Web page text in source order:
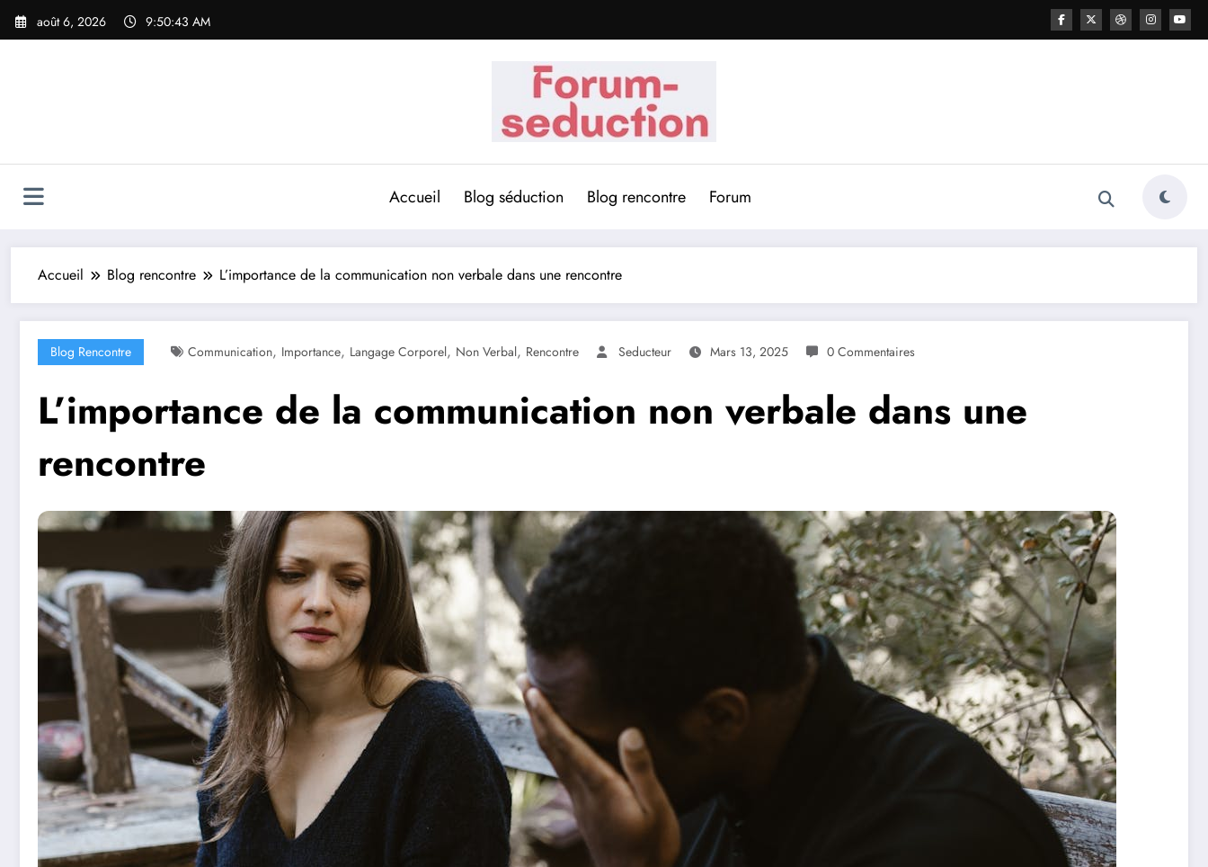
Aller
août 6, 2026 9:50:45 AM
Accueil Blog séduction Blog rencontre Forum
Accueil Blog rencontre L’importance de la communication non verbale dans une rencontre
Blog Rencontre Communication, Importance, Langage Corporel, Non Verbal, Rencontre Seducteur Mars 13, 2025 0 Commentaires
L’importance de la communication non verbale dans une
rencontre